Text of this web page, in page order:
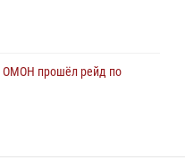
ОМОН прошёл рейд по